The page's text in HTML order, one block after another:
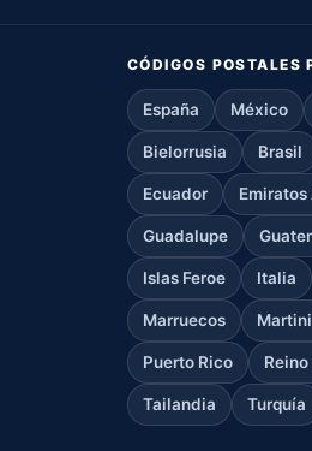
CÓDIGOS POSTALES
España México
Bielorrusia Brasil
Ecuador
Guadalupe
Islas Feroe Italia
Marruecos
Puerto Rico
Tailandia Turquía